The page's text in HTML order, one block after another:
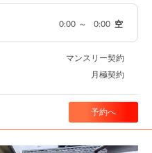
0:00 ～ 0:00 空
マンスリー契約
月極契約
予約へ